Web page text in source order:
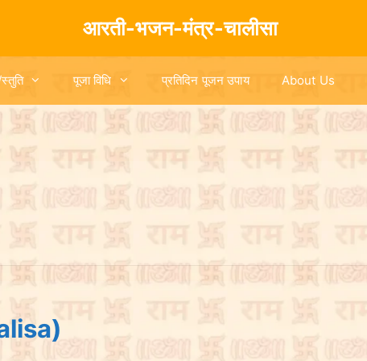
आरती-भजन-मंत्र-चालीसा
पूजा विधि प्रतिदिन पूजन उपाय About Us